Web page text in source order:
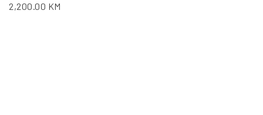
2,200.00 KM